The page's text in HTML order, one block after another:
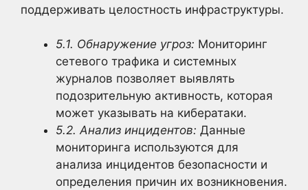
поддерживать целостность инфраструктуры.
5.1. Обнаружение угроз: Мониторинг
сетевого трафика и системных
журналов позволяет выявлять
подозрительную активность, которая
может указывать на кибератаки.
5.2. Анализ инцидентов: Данные
мониторинга используются для
анализа инцидентов безопасности и
определения причин их возникновения.